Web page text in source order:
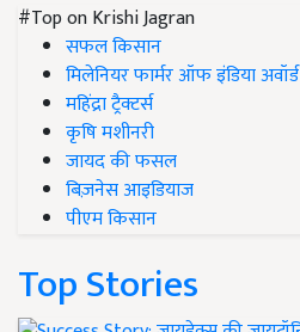
#Top on Krishi Jagran
सफल किसान
मिलेनियर फार्मर ऑफ इंडिया अवॉर्ड
महिंद्रा ट्रैक्टर्स
कृषि मशीनरी
जायद की फसल
बिज़नेस आइडियाज
पीएम किसान
Top Stories